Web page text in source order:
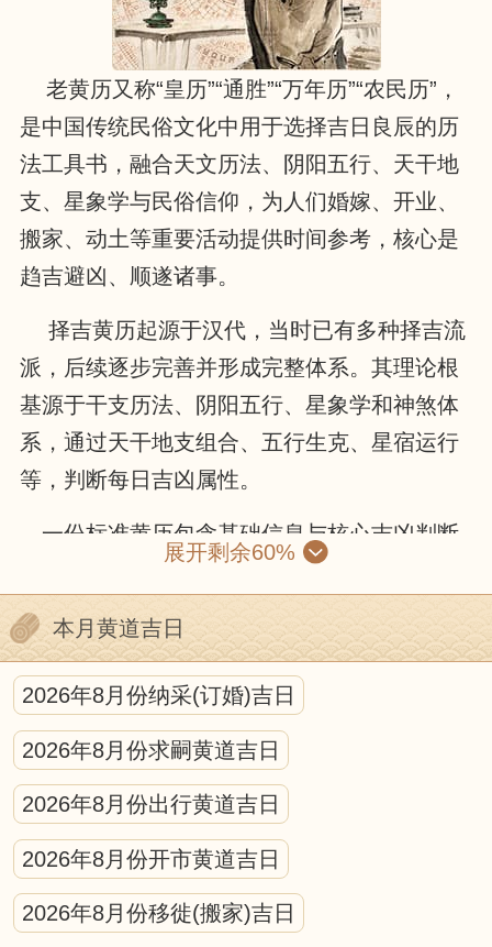
老黄历又称“皇历”“通胜”“万年历”“农民历”，
是中国传统民俗文化中用于选择吉日良辰的历
法工具书，融合天文历法、阴阳五行、天干地
支、星象学与民俗信仰，为人们婚嫁、开业、
搬家、动土等重要活动提供时间参考，核心是
趋吉避凶、顺遂诸事。
择吉黄历起源于汉代，当时已有多种择吉流
派，后续逐步完善并形成完整体系。其理论根
基源于干支历法、阴阳五行、星象学和神煞体
系，通过天干地支组合、五行生克、星宿运行
等，判断每日吉凶属性。
一份标准黄历包含基础信息与核心吉凶判断
两部分。基础信息有公历与农历对照、干支纪
年、节气节日和生肖属相；核心部分则包括黄
道黑道、十二建星、二十八星宿和冲煞信息。
黄道吉日由黄道六神值日，诸事顺遂；黑道凶
日则需谨慎。十二建星循环值日，各有适配场
景，是宜忌判断的核心。冲煞信息需避开与核
心参与人生肖、活动方位的冲突。
使用黄历需遵循“事为先、俗为纲、合己
身”原则：先明确活动性质，筛选宜办事项的日
期，避开冲煞与强凶标注，再结合现实时间、
展开剩余60%
本月黄道吉日
2026年8月份纳采(订婚)吉日
2026年8月份求嗣黄道吉日
2026年8月份出行黄道吉日
2026年8月份开市黄道吉日
2026年8月份移徙(搬家)吉日